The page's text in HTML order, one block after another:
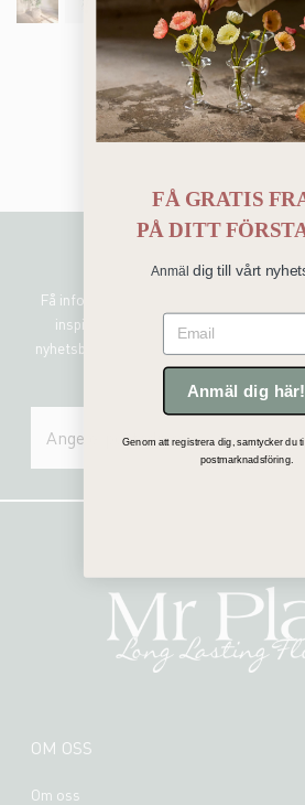
Du har sett 3 av 3
Sign me up!
Få information om de senaste
inspirerande uppdateringar genom
nyhetsbrev. Mr Plant hanterar all
med vår
OM OSS
Om oss
FÅ GRATIS
PÅDITT
Anmäl dig till vårt
Email
Anmäl dig här!
Genom att registrera dig, samtycker du
postmarknadsföring.